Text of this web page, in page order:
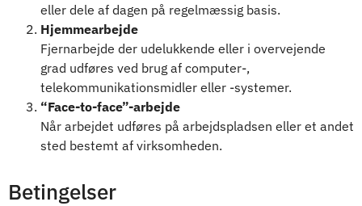
eller dele af dagen på regelmæssig basis.
Hjemmearbejde
Fjernarbejde der udelukkende eller i overvejende
grad udføres ved brug af computer-,
telekommunikationsmidler eller -systemer.
“Face-to-face”-arbejde
Når arbejdet udføres på arbejdspladsen eller et andet
sted bestemt af virksomheden.
Betingelser